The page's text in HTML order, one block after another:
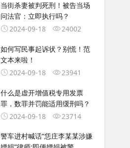
当街杀妻被判死刑！被告当场
问法官：立即执行吗？
2024-09-18
24002
如何写民事起诉状？别慌！范
文本来啦！
2024-09-18
23941
什么是虚开增值税专用发票
罪，数罪并罚能适用缓刑吗？
2024-09-18
23714
警车进村喊话“恁庄李某某涉嫌